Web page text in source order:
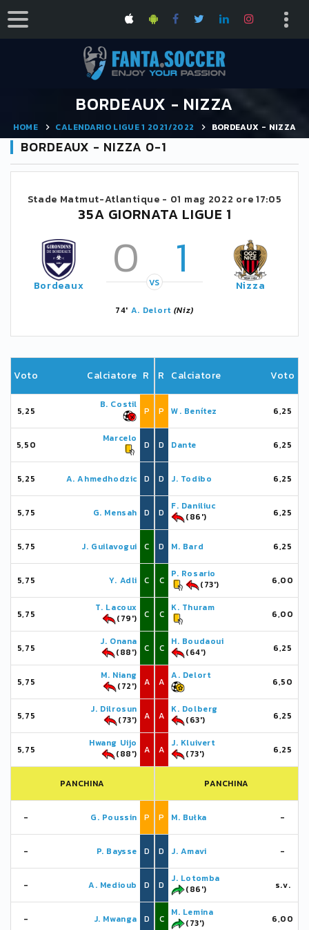
BORDEAUX - NIZZA
HOME CALENDARIO LIGUE 1 2021/2022 BORDEAUX - NIZZA
BORDEAUX - NIZZA 0-1
Stade Matmut-Atlantique - 01 mag 2022 ore 17:05
35A GIORNATA LIGUE 1
Bordeaux 0 1
VS Nizza
74' A. Delort (Niz)
Voto Calciatore R
5,25
B. Costil
P
5,50
Marcelo
D
5,25 A. Ahmedhodzic D
5,75 G. Mensah D
5,75 J. Guilavogui C
5,75 Y. Adli C
5,75
T. Lacoux
(79')
C
5,75
J. Onana
(88')
C
5,75
M. Niang
(72')
A
5,75
J. Dilrosun
(73')
A
5,75
Hwang Uijo
(88')
A
PANCHINA
- G. Poussin P
- P. Baysse D
- A. Medioub D
- J. Mwanga D
R Calciatore Voto
P W. Benítez 6,25
D Dante 6,25
D J. Todibo 6,25
D
F. Daniliuc
(86')
6,25
D M. Bard 6,25
C
P. Rosario
(73')
6,00
C
K. Thuram
6,00
C
H. Boudaoui
(64')
6,25
A
A. Delort
6,50
A
K. Dolberg
(63')
6,25
A
J. Kluivert
(73')
6,25
PANCHINA
P M. Bułka -
D J. Amavi -
D
J. Lotomba
(86')
s.v.
C
M. Lemina
(73')
6,00